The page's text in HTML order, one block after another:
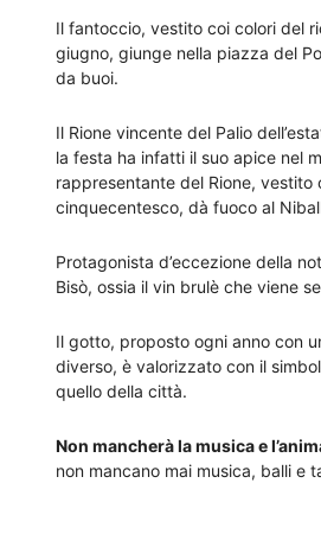
Il fantoccio, vestito coi colori del
giugno, giunge nella piazza del
da buoi.
Il Rione vincente del Palio
la festa ha infatti il suo apice nel
rappresentante del Rione,
cinquecentesco, dà fuoco al
Protagonista d’eccezione della
Bisò, ossia il vin brulè che viene
Il gotto, proposto ogni anno con
diverso, è valorizzato con il
quello della città.
Non mancherà la musica e
non mancano mai musica, balli e